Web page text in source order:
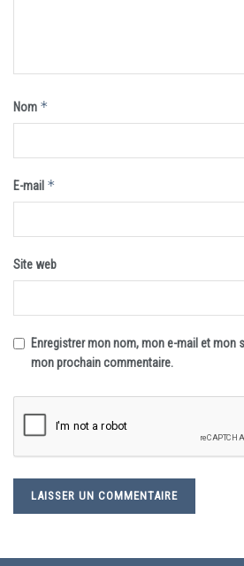
Nom *
E-mail *
Site web
Enregistrer mon nom, mon e-mail et mon
mon prochain commentaire.